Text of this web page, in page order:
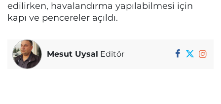
edilirken, havalandırma yapılabilmesi için
kapı ve pencereler açıldı.
Mesut Uysal Editör